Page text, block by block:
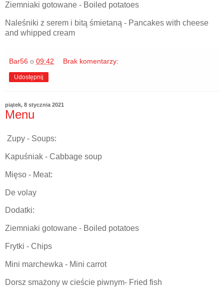
Ziemniaki gotowane - Boiled potatoes
Naleśniki z serem i bitą śmietaną - Pancakes with cheese
and whipped cream
Bar56 o 09:42 Brak komentarzy:
Udostępnij
piątek, 8 stycznia 2021
Menu
Zupy - Soups:
Kapuśniak - Cabbage soup
Mięso - Meat:
De volay
Dodatki:
Ziemniaki gotowane - Boiled potatoes
Frytki - Chips
Mini marchewka - Mini carrot
Dorsz smażony w cieście piwnym- Fried fish